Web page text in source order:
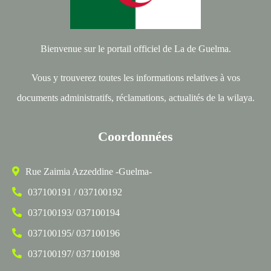
Bienvenue sur le portail officiel de La de Guelma.
Vous y trouverez toutes les informations relatives à vos
documents administratifs, réclamations, actualités de la wilaya.
Coordonnées
Rue Zaimia Azzeddine -Guelma-
037100191 / 037100192
037100193/ 037100194
037100195/ 037100196
037100197/ 037100198